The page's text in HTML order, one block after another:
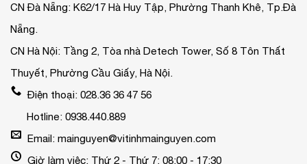
CN Đà Nẵng: K62/17 Hà Huy Tập, Phường Thanh Khê, Tp.Đà
Nẵng.
CN Hà Nội: Tầng 2, Tòa nhà Detech Tower, Số 8 Tôn Thất
Thuyết, Phường Cầu Giấy, Hà Nội.
Điện thoại: 028.36 36 47 56
Hotline: 0938.440.889
Email: mainguyen@vitinhmainguyen.com
Giờ làm việc: Thứ 2 - Thứ 7: 08:00 - 17:30